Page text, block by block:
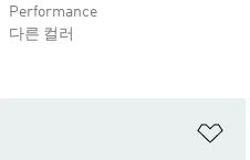
Performance
다른 컬러